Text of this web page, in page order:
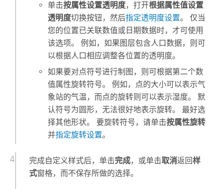
单击按属性设置透明度，打开根据属性值设置
透明度切换按钮，然后指定透明度设置。 仅当
您的位置已关联数值或日期数据时，才可使用
该选项。 例如，如果图层包含人口数据，则可
以根据人口相应调整各位置的透明度。
如果要对点符号进行制图，则可根据第二个数
值属性旋转符号。 例如，点的大小可以表示气
象站的气温，而点的旋转则可以表示湿度。 默
认符号为圆形，无法很好地表示旋转。 最好选
择其他形状。 要旋转符号，请单击按属性旋转
并指定旋转设置。
完成自定义样式后，单击完成，或单击取消返回样
式窗格，而不保存所做的选择。